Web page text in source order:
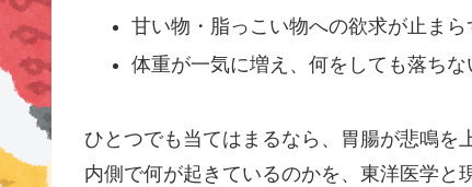
甘い物・脂っこい物への欲求が止ま
体重が一気に増え、何をしても落ち
ひとつでも当てはまるなら、胃腸が悲鳴を
内側で何が起きているのかを、東洋医学と